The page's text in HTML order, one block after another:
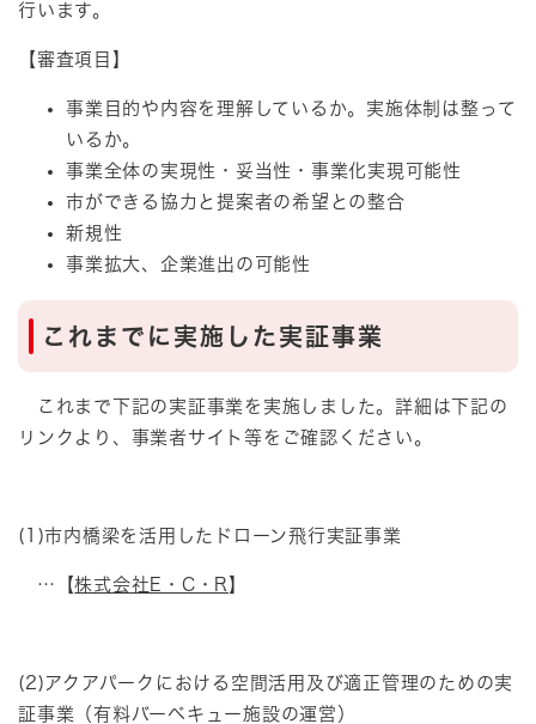
行います。
【審査項目】
事業目的や内容を理解しているか。実施体制は整って
いるか。
事業全体の実現性・妥当性・事業化実現可能性
市ができる協力と提案者の希望との整合
新規性
事業拡大、企業進出の可能性
これまでに実施した実証事業
これまで下記の実証事業を実施しました。詳細は下記の
リンクより、事業者サイト等をご確認ください。
(1)市内橋梁を活用したドローン飛行実証事業
…【株式会社E・C・R 】
(2)アクアパークにおける空間活用及び適正管理のための実
証事業（有料バーベキュー施設の運営）